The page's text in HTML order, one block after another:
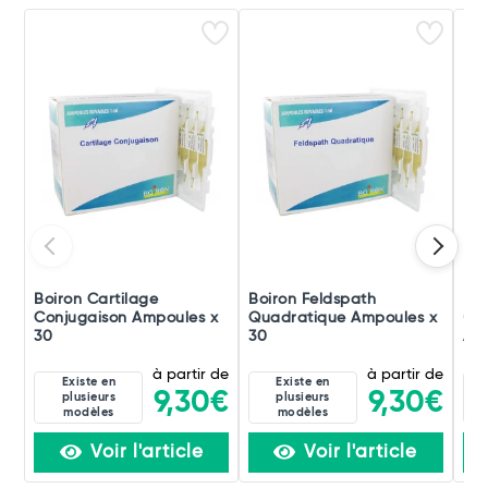
Boiron Cartilage
Conjugaison Ampoules x
30
Existe en
plusieurs
modèles
à partir de
9,30€
Voir l'article
Boiron Feldspath
Quadratique Ampoules x
30
Existe en
plusieurs
modèles
à partir de
9,30€
Voir l'article